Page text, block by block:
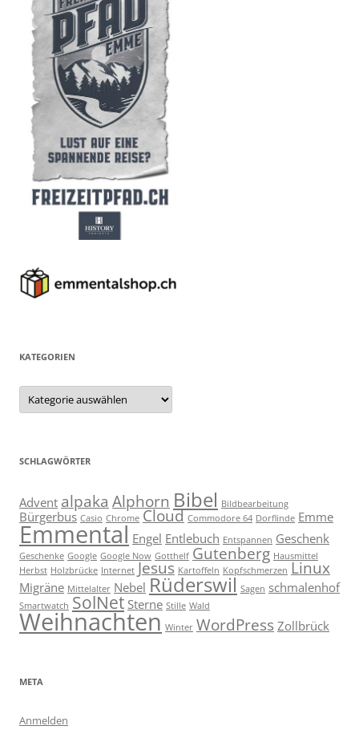
KATEGORIEN
Kategorien
SCHLAGWÖRTER
Advent alpaka Alphorn Bibel Bildbearbeitung
Bürgerbus Casio Chrome Cloud Commodore 64 Dorflinde Emme
Emmental Engel Entlebuch Entspannen Geschenk
Geschenke Google Google Now Gotthelf Gutenberg Hausmittel
Herbst Holzbrücke Internet Jesus Kartoffeln Kopfschmerzen Linux
Migräne Mittelalter Nebel Rüderswil Sagen schmalenhof
Smartwatch SolNet Sterne Stille Wald
Weihnachten Winter WordPress Zollbrück
META
Anmelden